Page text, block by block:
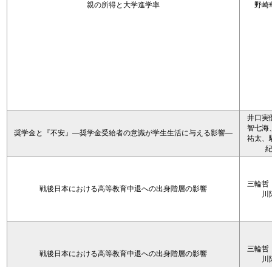
親の所得と大学進学率 野崎
奨学金と『不安』―奨学金受給者の意識が学生生活に与える影響―
井口実
智七海
祐太、
紀
戦後日本における高等教育中退への出身階層の影響
三輪哲
川
戦後日本における高等教育中退への出身階層の影響
三輪哲
川